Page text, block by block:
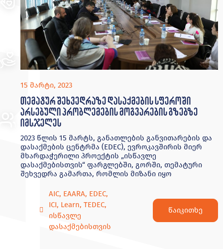
15 მარტი, 2023
თემატურ შეხვედრაზე დასაქმების სფეროში
არსებული პრობლემების მოგვარების გზებზე
იმსჯელეს
2023 წლის 15 მარტს, განათლების განვითარების და
დასაქმების ცენტრმა (EDEC), ევროკავშირის მიერ
მხარდაჭერილი პროექტის „ისწავლე
დასაქმებისთვის“ ფარგლებში, გორში, თემატური
შეხვედრა გამართა, რომლის მიზანი იყო
AIC, EAARA, EDEC,
ICI, Learn,TEDEC,
ისწავლე
დასაქმებისთვის
წაიკითხე